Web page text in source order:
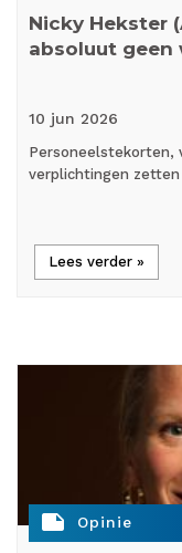
Nicky Hekster
absoluut geen
10 jun 2026
Personeelstekorten,
verplichtingen
Lees verder »
note Opinie